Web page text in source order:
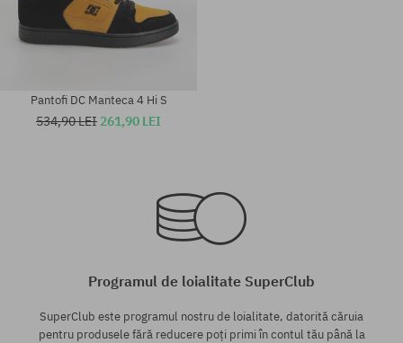
43; 44; 44.5; 45; 46
Pantofi DC Manteca 4 Hi S
534,90 LEI 261,90 LEI
Programul de loialitate SuperClub
SuperClub este programul nostru de loialitate, datorită căruia
pentru produsele fără reducere poți primi în contul tău până la